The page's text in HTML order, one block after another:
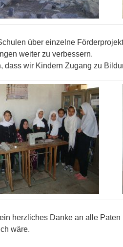
über einzelne
weiter zu verbessern.
dass wir Kindern Zugang zu
herzliches Danke an alle
wäre.